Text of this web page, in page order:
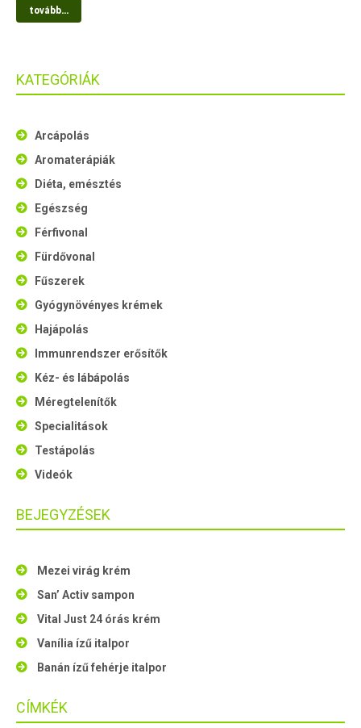
tovább...
KATEGÓRIÁK
Arcápolás
Aromaterápiák
Diéta, emésztés
Egészség
Férfivonal
Fürdővonal
Fűszerek
Gyógynövényes krémek
Hajápolás
Immunrendszer erősítők
Kéz- és lábápolás
Méregtelenítők
Specialitások
Testápolás
Videók
BEJEGYZÉSEK
Mezei virág krém
San’ Activ sampon
Vital Just 24 órás krém
Vanília ízű italpor
Banán ízű fehérje italpor
CÍMKÉK